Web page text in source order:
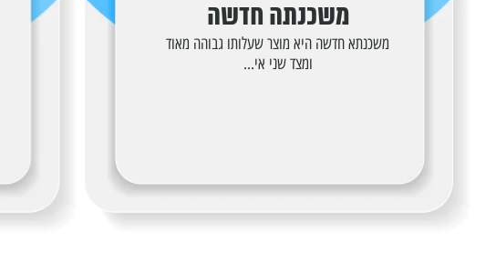
משכנתה חדשה
משכנתא חדשה היא מוצר שעלותו גבוהה מאוד
ומצד שני אי...